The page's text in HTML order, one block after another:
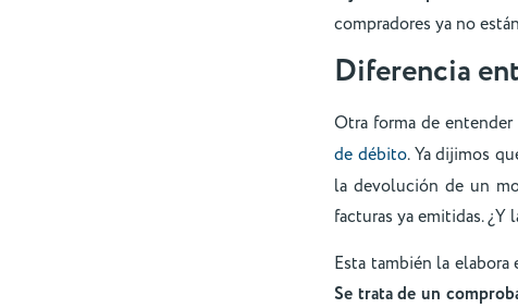
compradores ya no
Diferencia
Otra forma de
de débito. Ya dijimos
la devolución de un
facturas ya emitidas. ¿Y
Esta también la
Se trata de un